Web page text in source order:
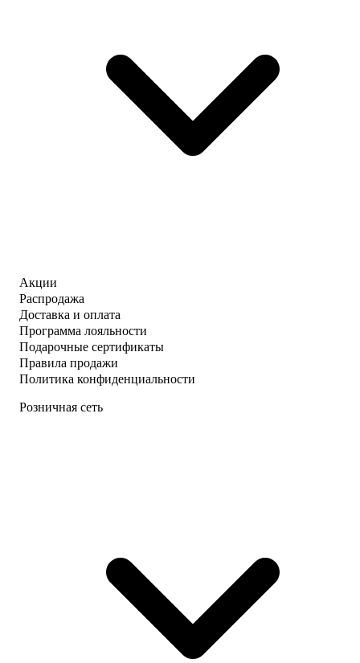
Акции
Распродажа
Доставка и оплата
Программа лояльности
Подарочные сертификаты
Правила продажи
Политика конфиденциальности
Розничная сеть